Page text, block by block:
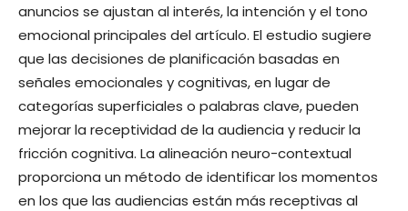
anuncios se ajustan al interés, la intención y el tono
emocional principales del artículo. El estudio sugiere
que las decisiones de planificación basadas en
señales emocionales y cognitivas, en lugar de
categorías superficiales o palabras clave, pueden
mejorar la receptividad de la audiencia y reducir la
fricción cognitiva. La alineación neuro-contextual
proporciona un método de identificar los momentos
en los que las audiencias están más receptivas al